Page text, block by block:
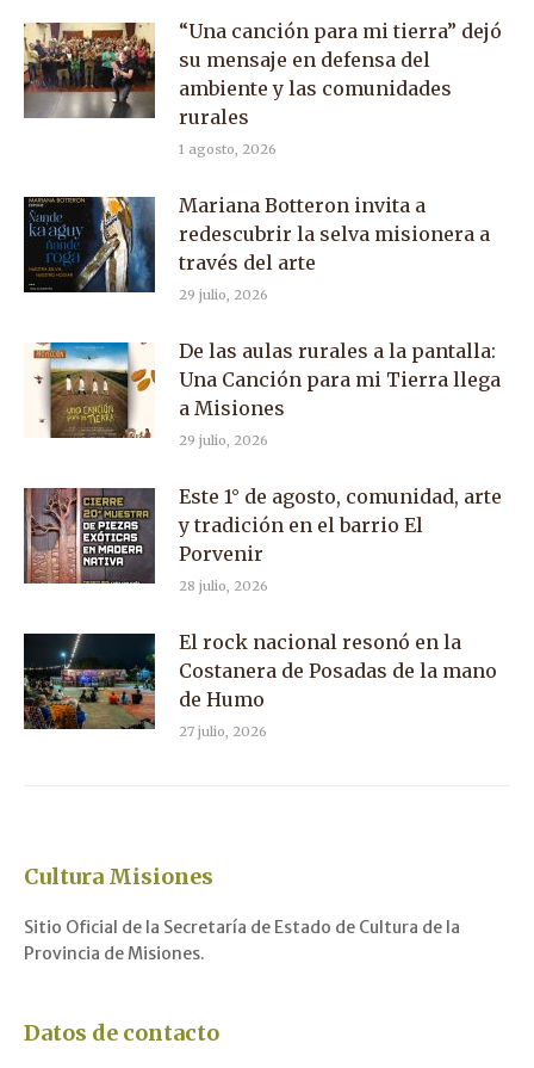
“Una canción para mi tierra” dejó
su mensaje en defensa del
ambiente y las comunidades
rurales
1 agosto, 2026
Mariana Botteron invita a
redescubrir la selva misionera a
través del arte
29 julio, 2026
De las aulas rurales a la pantalla:
Una Canción para mi Tierra llega
a Misiones
29 julio, 2026
Este 1° de agosto, comunidad, arte
y tradición en el barrio El
Porvenir
28 julio, 2026
El rock nacional resonó en la
Costanera de Posadas de la mano
de Humo
27 julio, 2026
Cultura Misiones
Sitio Oficial de la Secretaría de Estado de Cultura de la
Provincia de Misiones.
Datos de contacto